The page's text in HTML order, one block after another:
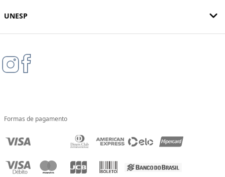
UNESP
Formas de pagamento